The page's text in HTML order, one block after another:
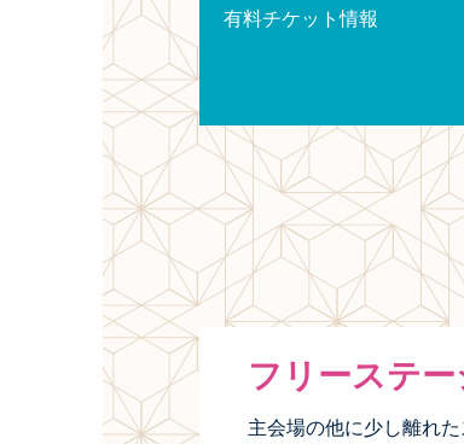
有料チケット情報
フリーステー
主会場の他に少し離れ